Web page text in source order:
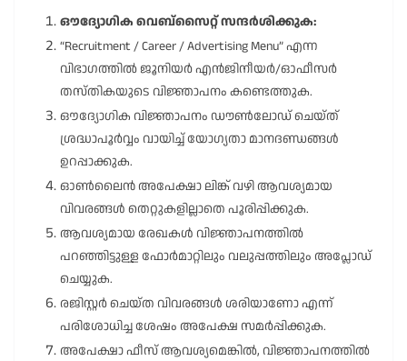
ഔദ്യോഗിക വെബ്സൈറ്റ് സന്ദർശിക്കുക:
“Recruitment / Career / Advertising Menu” എന്ന
വിഭാഗത്തിൽ ജൂനിയർ എൻജിനീയർ/ഓഫീസർ
തസ്തികയുടെ വിജ്ഞാപനം കണ്ടെത്തുക.
ഔദ്യോഗിക വിജ്ഞാപനം ഡൗൺലോഡ് ചെയ്ത്
ശ്രദ്ധാപൂർവ്വം വായിച്ച് യോഗ്യതാ മാനദണ്ഡങ്ങൾ
ഉറപ്പാക്കുക.
ഓൺലൈൻ അപേക്ഷാ ലിങ്ക് വഴി ആവശ്യമായ
വിവരങ്ങൾ തെറ്റുകളില്ലാതെ പൂരിപ്പിക്കുക.
ആവശ്യമായ രേഖകൾ വിജ്ഞാപനത്തിൽ
പറഞ്ഞിട്ടുള്ള ഫോർമാറ്റിലും വലുപ്പത്തിലും അപ്ലോഡ്
ചെയ്യുക.
രജിസ്റ്റർ ചെയ്ത വിവരങ്ങൾ ശരിയാണോ എന്ന്
പരിശോധിച്ച ശേഷം അപേക്ഷ സമർപ്പിക്കുക.
അപേക്ഷാ ഫീസ് ആവശ്യമെങ്കിൽ, വിജ്ഞാപനത്തിൽ